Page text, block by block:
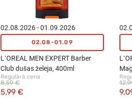
02.08.2026 - 01.09.2026
02.08-01.09
L`OREAL MEN EXPERT Barber
Club dušas želeja, 400ml
Regulārā cena
5,99 €
8,59 €